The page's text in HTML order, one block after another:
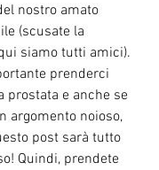
nostro amato
(scusate la
siamo tutti amici).
prenderci
prostata e anche se
argomento noioso,
post sarà tutto
Quindi, prendete